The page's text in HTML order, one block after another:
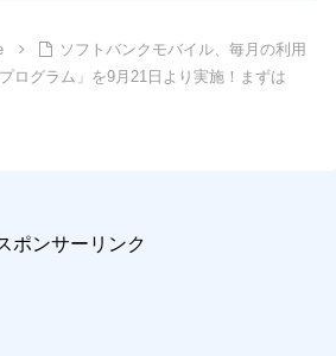
ソフトバンクモバイル、毎月の利用
ログラム」を9月21日より実施！まずは
ポンサーリンク